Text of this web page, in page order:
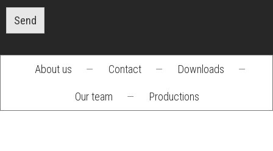
Send
menu
About us — Contact — Downloads —
Our team — Productions